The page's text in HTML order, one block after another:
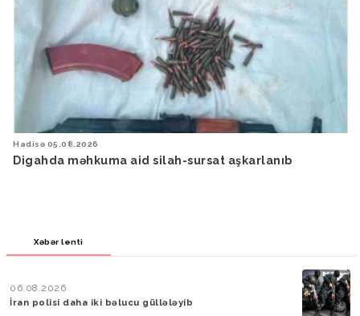
Hava 05.08.2026
Bakıya yağış yağacaq
Xəbər lenti
06.08.2026
İran polisi daha iki bəlucu güllələyib